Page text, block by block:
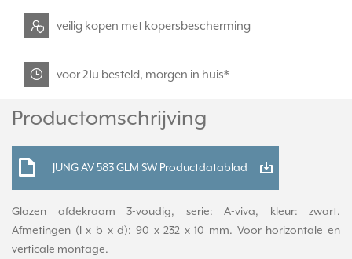
veilig kopen met kopersbescherming
voor 21u besteld, morgen in huis*
Productomschrijving
JUNG AV 583 GLM SW Productdatablad
Glazen afdekraam 3-voudig, serie: A-viva, kleur: zwart.
Afmetingen (l x b x d): 90 x 232 x 10 mm. Voor horizontale en
verticale montage.